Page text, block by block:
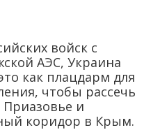
войск с
АЭС, Украина
как плацдарм для
чтобы рассечь
и
коридор в Крым.